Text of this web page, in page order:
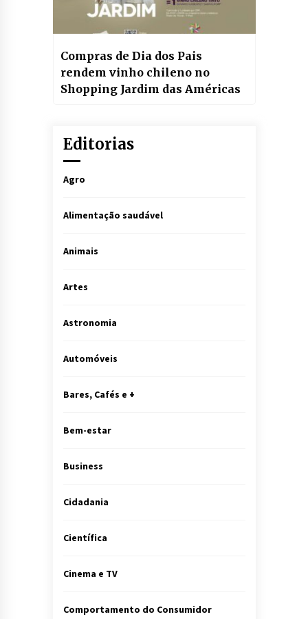
Compras de Dia dos Pais
rendem vinho chileno no
Shopping Jardim das Américas
Editorias
Agro
Alimentação saudável
Animais
Artes
Astronomia
Automóveis
Bares, Cafés e +
Bem-estar
Business
Cidadania
Científica
Cinema e TV
Comportamento do Consumidor